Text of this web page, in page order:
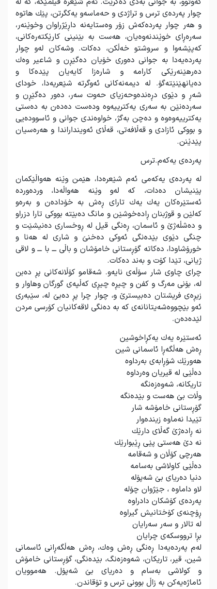
چوار پەردەی ترس و تراژدی و حەماسەو یەكگرتن، پێك هاتوە
و هەر چوار پەردەكەش زۆر وەستایەنە داڕێژراوان وخوێنەر،
سەرەڕای خوێندنەوەیان، هەست بە بێنینی كارێكتەرەكانی،
كەپێشەوا و سروشتو خەڵكن، دەكات. وشەكان لەو چوار
پەردەیەدا بە جوانی دەوری خۆیان دەگێڕن و شاعیر وەك
دەرهێنەرێكی كارامە و شارەزا كایەیان پێدەكا و
دەیانهێنێتەگۆ. لە دیمەنەكانی ئەوگرتە شێعریەدا، خودای
شەڕ و دێوی دڕەندەوحەزیای حەوت سەر، دەور دەگێڕن و
سەردەنێن بە سەری یەكترییەوە ودەست دەدەن بە دەستی
یەكترییەوەوە و دەچن بەگژ، خواوەندی جوانی و ئاسوودەیی
و بووكی ئازادی و قەڵافەتی، قەڵای ئەوینداراندا و هەرەسیان
پێدێنن.
پەردەی یەكەم.ترس
لە پەردەی یەكەمی ئەم شێعرەدا، هێمن وێنە هەواڵێكمان
پێنیشان دەدات، كە لەو وێنە هەواڵەدا، وردەوردە
ئەستێرەكان یەك یەك تارای ڕەش بە خۆدادەن و بەرەو
كەلێن و قوژبنان ڕادەخوشێن و مانگ دەبێتە بووكی تارا دزراو
و دەشڵەژێ و ئاسمان، ڕەنگی قیل لە ڕوخساری دەنیشێت و
چنگی دێوی بێدەنگی ئەوكی دەخنێ و شاری لە هەنا و
خورۆشاودا، دەكاتە گۆڕستانی خامۆشان و باڵی ـــ با ـــ و لاقی
ژیانی، تێدا كۆت و بەند دەكات.
چرای چاوی شار سۆڵەی نایەو. شەقامو كۆڵانەكانی پڕ دەبن
لە، بۆنی مەرگ و كفن و چیڕە چیڕی كەڵپەی گورگان وهاوار و
زیڕەی فریشتان دەبیسترێ و، چوار چرا پڕ دەبێ لە، سێبەری
ئەو بێچووەشەیتانانەی كە بە دەنگی لاقەكانیان كۆرسی مردن
لێدەدەن.
ئەستێرە یەك یەكڕاخوشین
ڕەش هەڵگەڕا ئاسمانی شین
هەورێك شۆڕابەی بەرداوە
دەڵێی لە قیریان وەرداوە
تاریكانە، شەوەزەنگە
وڵات بێ هەست و بێدەنگە
گۆڕستانی خامۆشە شار
تێیدا نەماوە زیندەوار
نە ڕادەژێ گەڵای دارێك
نە دێ هەستی پێی ڕێبوارێك
هەرچی كۆڵان و شەقامە
دەڵێی كاولاشی بەسامە
دنیا دەریای بێ شەپۆلە
لاو داماوە ، جێژوان چۆلە
پەردەی كۆشكان دادراوە
ڕۆچنەی كۆختانیش گیراوە
لە تالار و سەر سەرایان
بڕا ترووسكەی چرایان
لەم پەردەیەدا ڕەنگی ڕەش وەك، ڕەش هەڵگەڕانی ئاسمانی
شین، قیر، تاریكان، شەوەزەنگ، بێدەنگی، گۆڕستانی خامۆش
و كولاشی بەسام و دەریای بێ شەپۆل. هەموویان
ئاماژەیەكن به زاڵ بوونی ترس و تۆقاندن.